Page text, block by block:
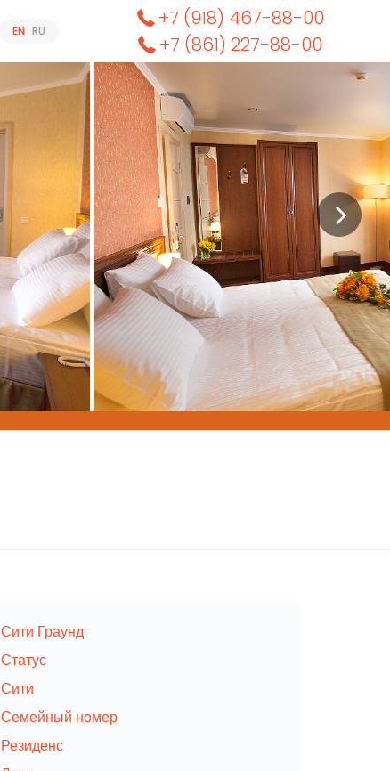
EN RU
+7 (918) 467-88-00
+7 (861) 227-88-00
Сити Граунд
Статус
Сити
Семейный номер
Резиденс